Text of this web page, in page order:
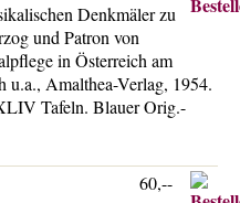
Denkmäler zu
und Patron von
in Österreich am
u.a., Amalthea-Verlag, 1954.
Tafeln. Blauer Orig.-
60,--